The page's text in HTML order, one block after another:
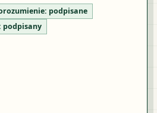
podpisane
podpisany